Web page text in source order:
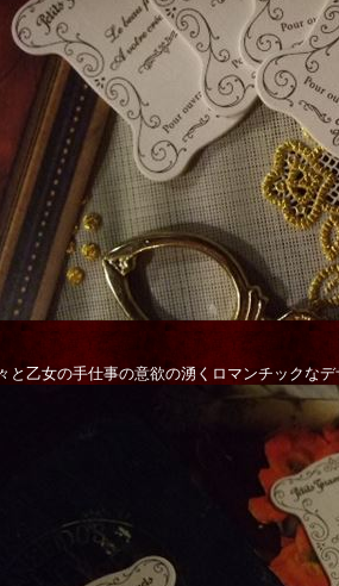
と乙女の手仕事の意欲の湧くロマンチックなデ